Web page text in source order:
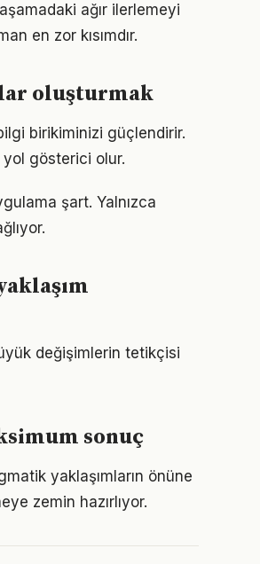
ağır ilerlemeyi
en zor kısımdır.
oluşturmak
birikiminizi güçlendirir.
gösterici olur.
şart. Yalnızca
değişimlerin tetikçisi
sonuç
yaklaşımların önüne
zemin hazırlıyor.